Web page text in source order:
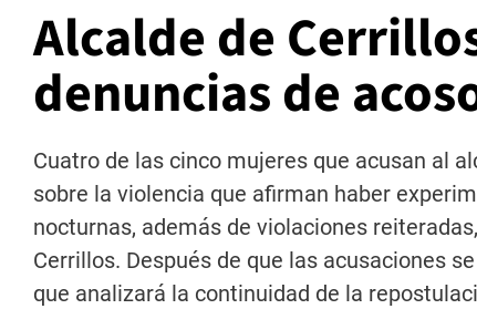
Alcalde de
denuncias de
Cuatro de las cinco mujeres que acusan al
sobre la violencia que afirman haber
nocturnas, además de violaciones
Cerrillos. Después de que las acusaciones
que analizará la continuidad de la